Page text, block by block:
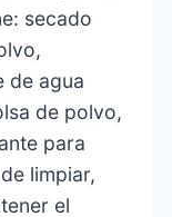
secado
de agua
de polvo,
para
limpiar,
el